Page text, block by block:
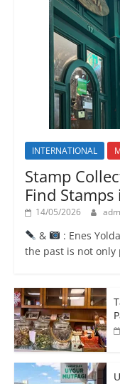
INTERNATIONAL
Stamp
Find
14/05/2026
&
: Enes
the past is not